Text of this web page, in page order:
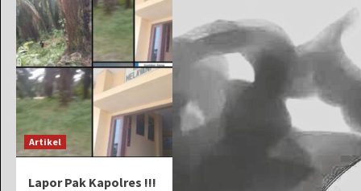
Artikel
Lapor Pak Kapolres !!!